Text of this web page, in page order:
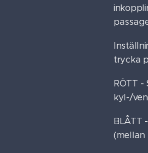
trycka
RÖTT -
kyl-/
BLÅTT
(mellan